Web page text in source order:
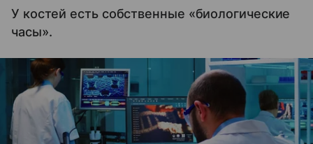
У костей есть собственные «биологические
часы».